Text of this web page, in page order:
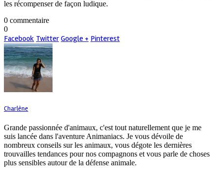
les récompenser de façon ludique.
0 commentaire
0
Facebook Twitter Google + Pinterest
Charlène
Grande passionnée d'animaux, c'est tout naturellement que je me
suis lancée dans l'aventure Animaniacs. Je vous dévoile de
nombreux conseils sur les animaux, vous dégote les dernières
trouvailles tendances pour nos compagnons et vous parle de choses
plus sensibles autour de la défense animale.